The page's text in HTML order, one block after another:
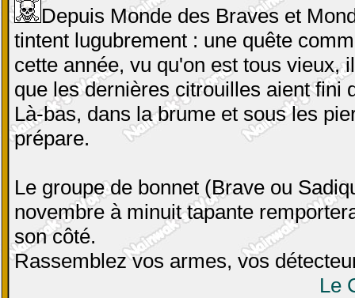
Depuis Monde des Braves et
tintent lugubrement : une quête
cette année, vu qu'on est tous vieux,
que les dernières citrouilles aient fini
Là-bas, dans la brume et sous les
prépare.
Le groupe de bonnet (Brave ou
novembre à minuit tapante
son côté.
Rassemblez vos armes, vos
Le